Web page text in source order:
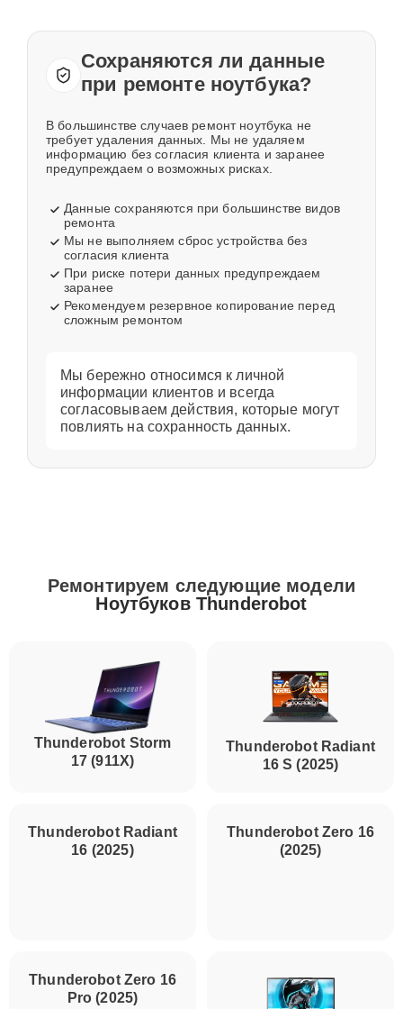
Сохраняются ли данные
при ремонте ноутбука?
В большинстве случаев ремонт ноутбука не
требует удаления данных. Мы не удаляем
информацию без согласия клиента и заранее
предупреждаем о возможных рисках.
Данные сохраняются при большинстве видов
ремонта
Мы не выполняем сброс устройства без
согласия клиента
При риске потери данных предупреждаем
заранее
Рекомендуем резервное копирование перед
сложным ремонтом
Мы бережно относимся к личной
информации клиентов и всегда
согласовываем действия, которые могут
повлиять на сохранность данных.
Ремонтируем следующие модели
Ноутбуков Thunderobot
Thunderobot Storm
17 (911X)
Thunderobot Radiant
16 S (2025)